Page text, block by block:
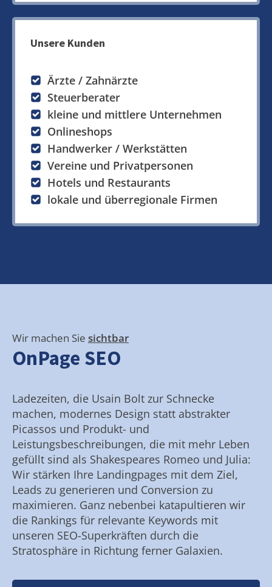
Unsere Kunden
Ärzte / Zahnärzte
Steuerberater
kleine und mittlere Unternehmen
Onlineshops
Handwerker / Werkstätten
Vereine und Privatpersonen
Hotels und Restaurants
lokale und überregionale Firmen
Wir machen Sie sichtbar
OnPage SEO
Ladezeiten, die Usain Bolt zur Schnecke
machen, modernes Design statt abstrakter
Picassos und Produkt- und
Leistungsbeschreibungen, die mit mehr Leben
gefüllt sind als Shakespeares Romeo und Julia:
Wir stärken Ihre Landingpages mit dem Ziel,
Leads zu generieren und Conversion zu
maximieren. Ganz nebenbei katapultieren wir
die Rankings für relevante Keywords mit
unseren SEO-Superkräften durch die
Stratosphäre in Richtung ferner Galaxien.